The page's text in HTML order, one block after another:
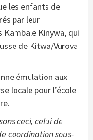
les enfants de
par leur
Kinywa, qui
de Kitwa/Vurova
émulation aux
locale pour l’école
ceci, celui de
coordination sous-